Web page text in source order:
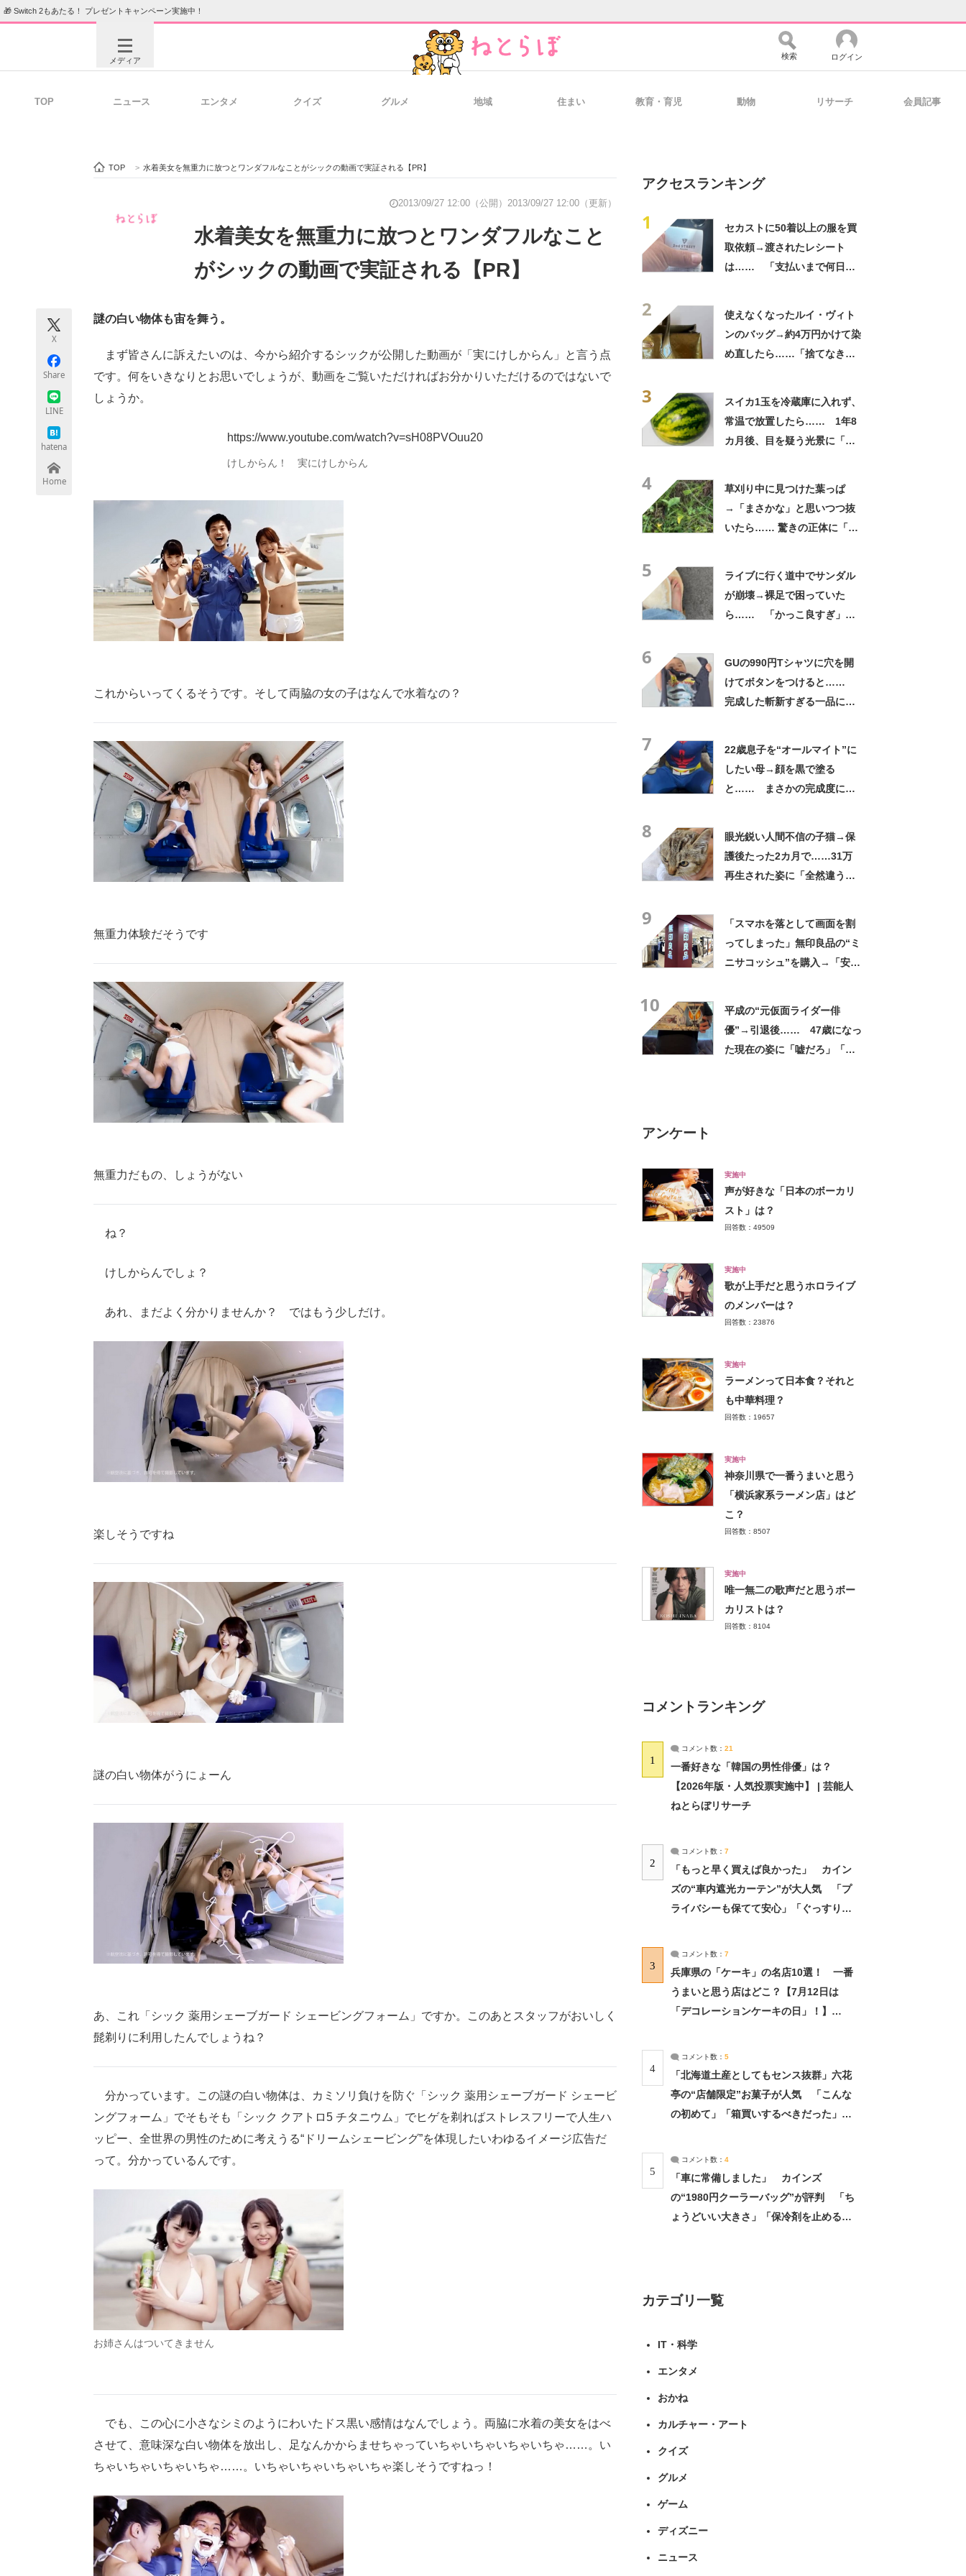
🎁 Switch 2もあたる！ プレゼントキャンペーン実施中！
メディア
ITエンジニア向け専門サイト 企業向けIT製品の総合サイト IT製品の技術・比較・事例 製造業のIT導入・活用を支援
エネルギーの専門メディア 建設×テクノロジーの最前線
ちょっと気になるネットの話題
検索 ログイン
TOP ニュース エンタメ クイズ グルメ 地域 住まい 教育・育児 動物 リサーチ 会員記事
TOP > 水着美女を無重力に放つとワンダフルなことがシックの動画で実証される【PR】
2013/09/27 12:00（公開） 2013/09/27 12:00（更新）
水着美女を無重力に放つとワンダフルなこと
がシックの動画で実証される【PR】
X
Share
LINE
hatena
Home
謎の白い物体も宙を舞う。
まず皆さんに訴えたいのは、今から紹介するシックが公開した動画が「実にけしからん」と言う点
です。何をいきなりとお思いでしょうが、動画をご覧いただければお分かりいただけるのではないで
しょうか。
https://www.youtube.com/watch?v=sH08PVOuu20
けしからん！ 実にけしからん
これからいってくるそうです。そして両脇の女の子はなんで水着なの？
無重力体験だそうです
無重力だもの、しょうがない
ね？
けしからんでしょ？
あれ、まだよく分かりませんか？ ではもう少しだけ。
楽しそうですね
謎の白い物体がうにょーん
あ、これ「シック 薬用シェーブガード シェービングフォーム」ですか。このあとスタッフがおいしく
髭剃りに利用したんでしょうね？
分かっています。この謎の白い物体は、カミソリ負けを防ぐ「シック 薬用シェーブガード シェービ
ングフォーム」でそもそも「シック クアトロ5 チタニウム」でヒゲを剃ればストレスフリーで人生ハ
ッピー、全世界の男性のために考えうる“ドリームシェービング”を体現したいわゆるイメージ広告だ
って。分かっているんです。
お姉さんはついてきません
でも、この心に小さなシミのようにわいたドス黒い感情はなんでしょう。両脇に水着の美女をはべ
させて、意味深な白い物体を放出し、足なんかからませちゃっていちゃいちゃいちゃいちゃ……。い
ちゃいちゃいちゃいちゃ……。いちゃいちゃいちゃいちゃ楽しそうですねっ！
アクセスランキング
1
セカストに50着以上の服を買
取依頼→渡されたレシート
は…… 「支払いまで何日か
2
使えなくなったルイ・ヴィト
ンのバッグ→約4万円かけて染
め直したら……「捨てなきゃ
3
スイカ1玉を冷蔵庫に入れず、
常温で放置したら…… 1年8
カ月後、目を疑う光景に「ヤ
4
草刈り中に見つけた葉っぱ
→「まさかな」と思いつつ抜
いたら…… 驚きの正体に「お
5
ライブに行く道中でサンダル
が崩壊→裸足で困っていた
ら…… 「かっこ良すぎ」ま
6
GUの990円Tシャツに穴を開
けてボタンをつけると……
完成した斬新すぎる一品に称
7
22歳息子を“オールマイト”に
したい母→顔を黒で塗る
と…… まさかの完成度に
8
眼光鋭い人間不信の子猫→保
護後たった2カ月で……31万
再生された姿に「全然違う」
9
「スマホを落として画面を割
ってしまった」無印良品の“ミ
ニサコッシュ”を購入→「安心
10
平成の“元仮面ライダー俳
優”→引退後…… 47歳になっ
た現在の姿に「嘘だろ」「声
アンケート
実施中
声が好きな「日本のボーカリ
スト」は？
回答数：49509
実施中
歌が上手だと思うホロライブ
のメンバーは？
回答数：23876
実施中
ラーメンって日本食？それと
も中華料理？
回答数：19657
実施中
神奈川県で一番うまいと思う
「横浜家系ラーメン店」はど
こ？
回答数：8507
実施中
唯一無二の歌声だと思うボー
カリストは？
回答数：8104
コメントランキング
1
コメント数： 21
一番好きな「韓国の男性俳優」は？
【2026年版・人気投票実施中】 | 芸能人
ねとらぼリサーチ
2
コメント数： 7
「もっと早く買えば良かった」 カイン
ズの“車内遮光カーテン”が大人気 「プ
ライバシーも保てて安心」「ぐっすり眠
3
コメント数： 7
兵庫県の「ケーキ」の名店10選！ 一番
うまいと思う店はどこ？【7月12日は
「デコレーションケーキの日」！】
4
コメント数： 5
「北海道土産としてもセンス抜群」六花
亭の“店舗限定”お菓子が人気 「こんな
の初めて」「箱買いするべきだった」
5
コメント数： 4
「車に常備しました」 カインズ
の“1980円クーラーバッグ”が評判 「ち
ょうどいい大きさ」「保冷剤を止めるベ
カテゴリ一覧
IT・科学
エンタメ
おかね
カルチャー・アート
クイズ
グルメ
ゲーム
ディズニー
ニュース